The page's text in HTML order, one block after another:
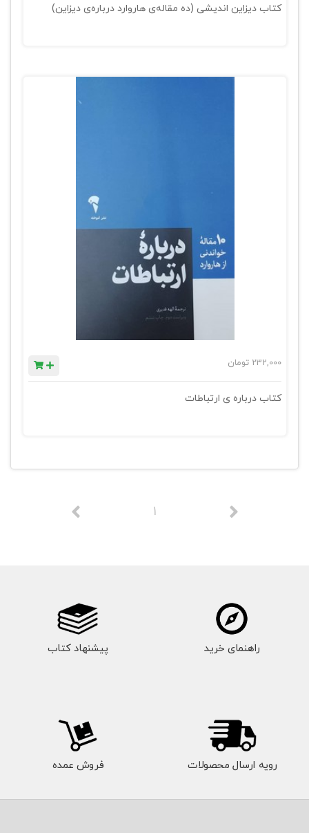
کتاب دیزاین اندیشی (ده مقاله‌ی هاروارد درباره‌ی دیزاین)
232,000 تومان
کتاب درباره ی ارتباطات
1
راهنمای خرید پیشنهاد کتاب
رویه ارسال محصولات فروش عمده